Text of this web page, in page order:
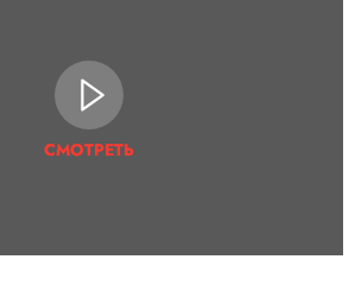
СМОТРЕТЬ